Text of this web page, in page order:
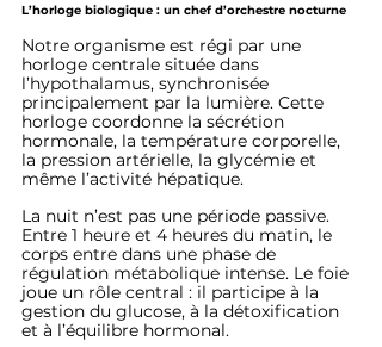
L’horloge biologique : un chef d’orchestre nocturne
Notre organisme est régi par une
horloge centrale située dans
l’hypothalamus, synchronisée
principalement par la lumière. Cette
horloge coordonne la sécrétion
hormonale, la température corporelle,
la pression artérielle, la glycémie et
même l’activité hépatique.
La nuit n’est pas une période passive.
Entre 1 heure et 4 heures du matin, le
corps entre dans une phase de
régulation métabolique intense. Le foie
joue un rôle central : il participe à la
gestion du glucose, à la détoxification
et à l’équilibre hormonal.